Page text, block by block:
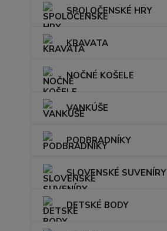
SPOLOČENSKÉ HRY
KRAVATA
NOČNÉ KOŠELE
VANKÚŠE
PODBRADNÍKY
SLOVENSKÉ SUVENÍRY
DETSKÉ BODY